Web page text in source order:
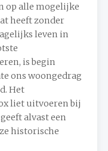
op alle mogelijke
heeft zonder
leven in
is begin
ons woongedrag
Het
liet uitvoeren bij
alvast een
historische